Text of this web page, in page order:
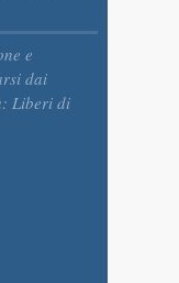
e
dai
Liberi di